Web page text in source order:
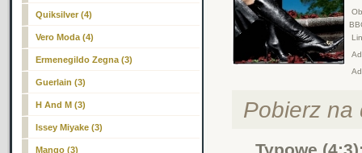
Quiksilver (4)
Vero Moda (4)
Ermenegildo Zegna (3)
Guerlain (3)
H And M (3)
Issey Miyake (3)
Mango (3)
Pobierz na
Typowe